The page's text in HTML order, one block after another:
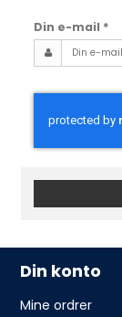
Din e-mail *
Din konto
Mine ordrer